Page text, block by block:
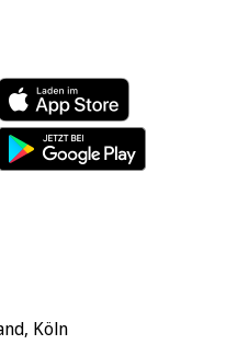
Köln